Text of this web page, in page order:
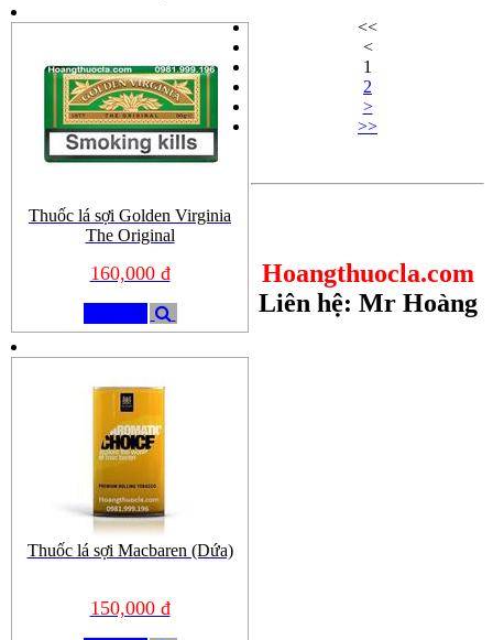
Thuốc lá sợi Golden Virginia
The Original
160,000 đ
Thuốc lá sợi Macbaren (Dứa)
150,000 đ
<<
<
1
2
>
>>
Hoangthuocla.com
Liên hệ: Mr Hoàng